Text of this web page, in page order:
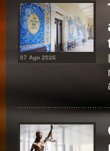
07 Ago 2026